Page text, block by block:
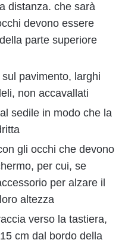
distanza. che sarà
devono essere
parte superiore
pavimento, larghi
non accavallati
sedile in modo che la
gli occhi che devono
per cui, se
per alzare il
altezza
verso la tastiera,
cm dal bordo della